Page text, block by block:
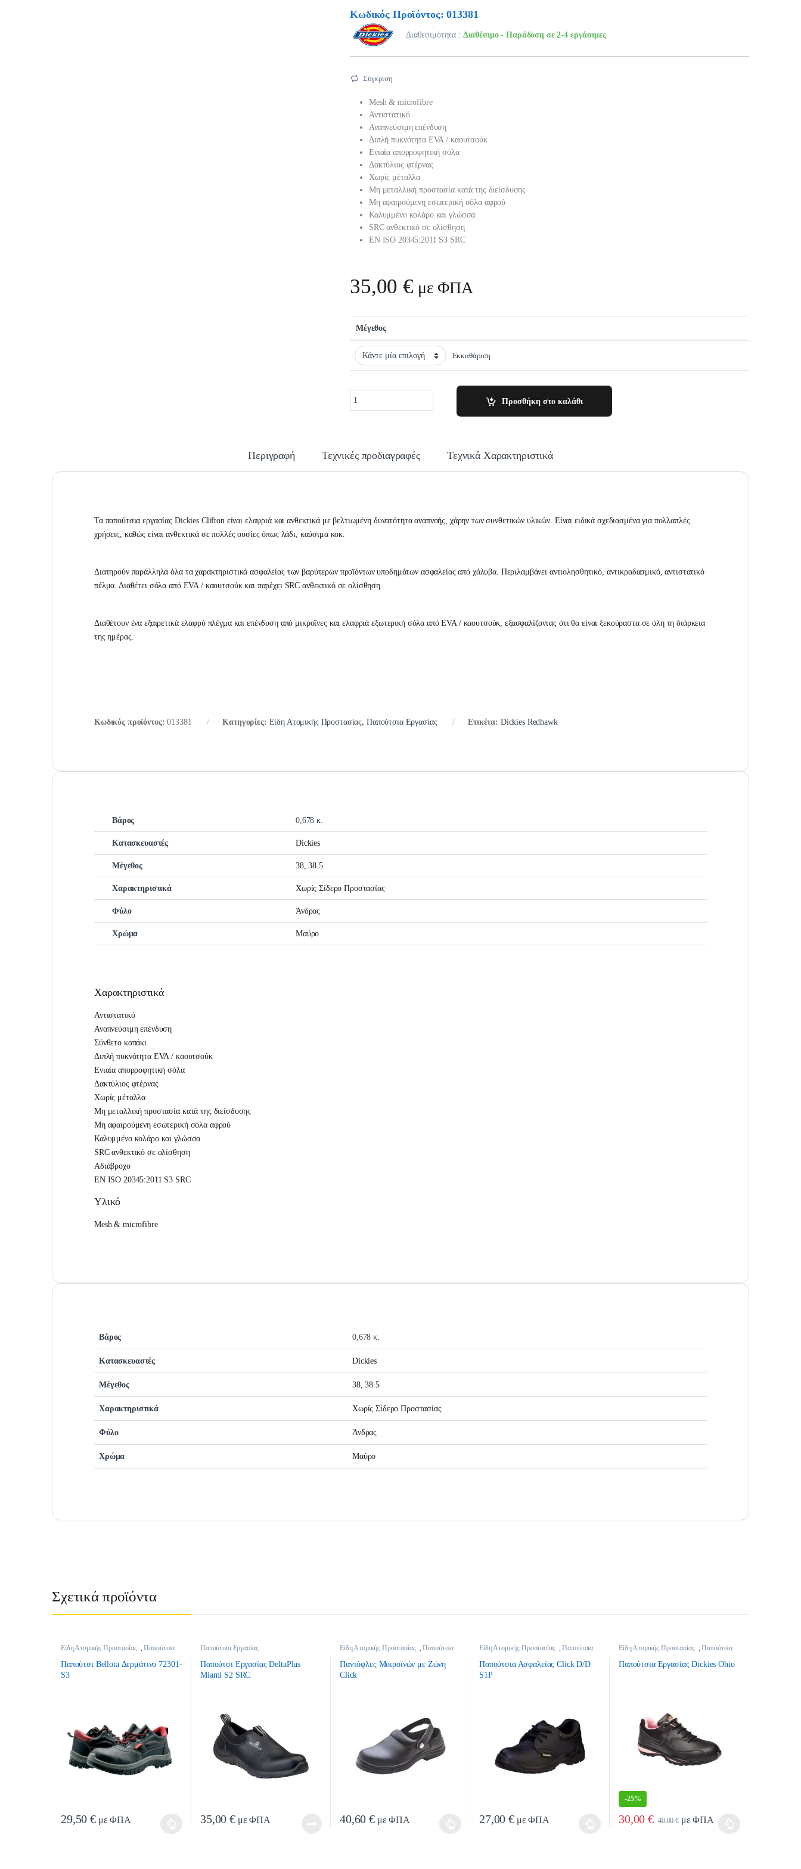
Κωδικός Προϊόντος: 013381
Διαθεσιμότητα : Διαθέσιμο - Παράδοση σε 2-4 εργάσιμες
Σύγκριση
Mesh & microfibre
Αντιστατικό
Αναπνεύσιμη επένδυση
Διπλή πυκνότητα EVA / καουτσούκ
Ενιαία απορροφητική σόλα
Δακτύλιος φτέρνας
Χωρίς μέταλλα
Μη μεταλλική προστασία κατά της διείσδυσης
Μη αφαιρούμενη εσωτερική σόλα αφρού
Καλυμμένο κολάρο και γλώσσα
SRC ανθεκτικό σε ολίσθηση
EN ISO 20345:2011 S3 SRC
35,00€ με ΦΠΑ
Μέγεθος
Εκκαθάριση
Προσθήκη στο καλάθι
Περιγραφή Τεχνικές προδιαγραφές Τεχνικά Χαρακτηριστικά
Τα παπούτσια εργασίας Dickies Clifton είναι ελαφριά και ανθεκτικά με βελτιωμένη δυνατότητα αναπνοής, χάρην των συνθετικών υλικών. Είναι ειδικά σχεδιασμένα για πολλαπλές
χρήσεις, καθώς είναι ανθεκτικά σε πολλές ουσίες όπως λάδι, καύσιμα κοκ.
Διατηρούν παράλληλα όλα τα χαρακτηριστικά ασφαλείας των βαρύτερων προϊόντων υποδημάτων ασφαλείας από χάλυβα. Περιλαμβάνει αντιολησθητικό, αντικραδασμικό, αντιστατικό
πέλμα. Διαθέτει σόλα από EVA / καουτσούκ και παρέχει SRC ανθεκτικό σε ολίσθηση.
Διαθέτουν ένα εξαιρετικά ελαφρύ πλέγμα και επένδυση από μικροΐνες και ελαφριά εξωτερική σόλα από EVA / καουτσούκ, εξασφαλίζοντας ότι θα είναι ξεκούραστα σε όλη τη διάρκεια
της ημέρας.​
Κωδικός προϊόντος:013381 Κατηγορίες: Είδη Ατομικής Προστασίας, Παπούτσια Εργασίας Ετικέτα: Dickies Redhawk
Βάρος 0,678 κ.
Κατασκευαστές Dickies
Μέγεθος 38, 38.5
Χαρακτηριστικά Χωρίς Σίδερο Προστασίας
Φύλο Άνδρας
Χρώμα Μαύρο
Χαρακτηριστικά
Αντιστατικό
Αναπνεύσιμη επένδυση
Σύνθετο καπάκι
Διπλή πυκνότητα EVA / καουτσούκ
Ενιαία απορροφητική σόλα
Δακτύλιος φτέρνας
Χωρίς μέταλλα
Μη μεταλλική προστασία κατά της διείσδυσης
Μη αφαιρούμενη εσωτερική σόλα αφρού
Καλυμμένο κολάρο και γλώσσα
SRC ανθεκτικό σε ολίσθηση
Αδιάβροχο
EN ISO 20345:2011 S3 SRC
Υλικό
Mesh & microfibre
Βάρος 0,678 κ.
Κατασκευαστές Dickies
Μέγεθος 38, 38.5
Χαρακτηριστικά Χωρίς Σίδερο Προστασίας
Φύλο Άνδρας
Χρώμα Μαύρο
Σχετικά προϊόντα
Είδη Ατομικής Προστασίας ,Παπούτσια
Παπούτσι Bellota Δερμάτινο 72301-
S3
29,50€ με ΦΠΑ
Παπούτσια Εργασίας
Παπούτσι Εργασίας DeltaPlus
Miami S2 SRC
35,00€ με ΦΠΑ
Είδη Ατομικής Προστασίας ,Παπούτσια
Παντόφλες Μικροϊνών με Ζώνη
Click
40,60€ με ΦΠΑ
Είδη Ατομικής Προστασίας ,Παπούτσια
Παπούτσια Ασφαλείας Click D/D
S1P
27,00€ με ΦΠΑ
Είδη Ατομικής Προστασίας ,Παπούτσια
Παπούτσια Εργασίας Dickies Ohio
-25%
30,00€ 40,00€ με ΦΠΑ